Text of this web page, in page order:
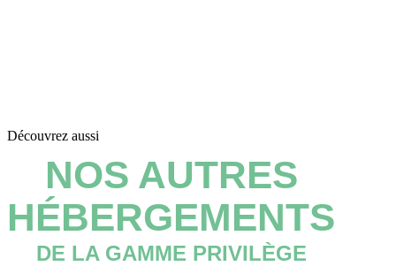
Découvrez aussi
NOS AUTRES
HÉBERGEMENTS
DE LA GAMME PRIVILÈGE